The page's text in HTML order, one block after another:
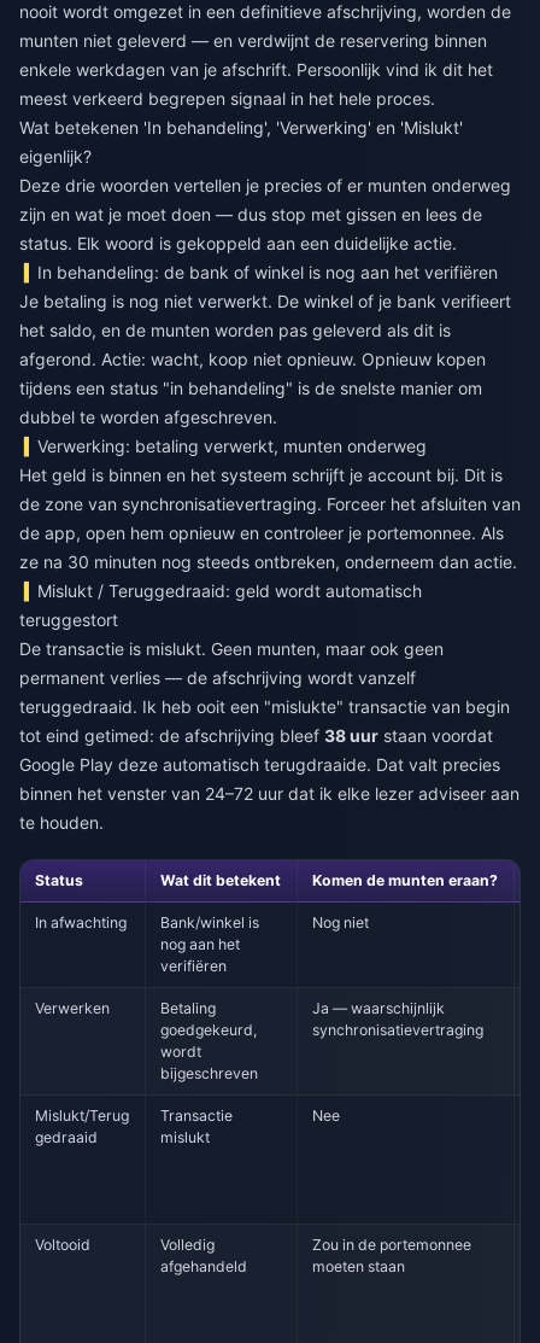
nooit wordt omgezet in een definitieve afschrijving, worden de
munten niet geleverd — en verdwijnt de reservering binnen
enkele werkdagen van je afschrift. Persoonlijk vind ik dit het
meest verkeerd begrepen signaal in het hele proces.
Wat betekenen 'In behandeling', 'Verwerking' en 'Mislukt'
eigenlijk?
Deze drie woorden vertellen je precies of er munten onderweg
zijn en wat je moet doen — dus stop met gissen en lees de
status. Elk woord is gekoppeld aan een duidelijke actie.
In behandeling: de bank of winkel is nog aan het verifiëren
Je betaling is nog niet verwerkt. De winkel of je bank verifieert
het saldo, en de munten worden pas geleverd als dit is
afgerond. Actie: wacht, koop niet opnieuw. Opnieuw kopen
tijdens een status "in behandeling" is de snelste manier om
dubbel te worden afgeschreven.
Verwerking: betaling verwerkt, munten onderweg
Het geld is binnen en het systeem schrijft je account bij. Dit is
de zone van synchronisatievertraging. Forceer het afsluiten van
de app, open hem opnieuw en controleer je portemonnee. Als
ze na 30 minuten nog steeds ontbreken, onderneem dan actie.
Mislukt / Teruggedraaid: geld wordt automatisch
teruggestort
De transactie is mislukt. Geen munten, maar ook geen
permanent verlies — de afschrijving wordt vanzelf
teruggedraaid. Ik heb ooit een "mislukte" transactie van begin
tot eind getimed: de afschrijving bleef 38 uur staan voordat
Google Play deze automatisch terugdraaide. Dat valt precies
binnen het venster van 24–72 uur dat ik elke lezer adviseer aan
te houden.
Status Wat dit betekent Komen de munten eraan?
In afwachting
Bank/winkel is
nog aan het
verifiëren
Nog niet
Verwerken
Betaling
goedgekeurd,
wordt
bijgeschreven
Ja — waarschijnlijk
synchronisatievertraging
Mislukt/Terug
gedraaid
Transactie
mislukt
Nee
Voltooid
Volledig
afgehandeld
Zou in de portemonnee
moeten staan